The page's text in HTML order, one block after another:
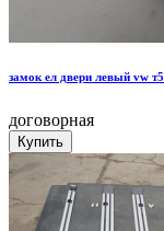
замок ел двери левый vw
договорная